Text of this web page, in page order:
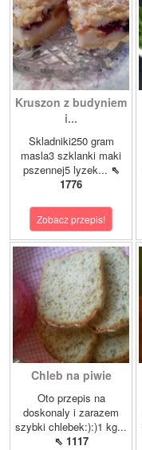
Kruszon z budyniem
i...
Skladniki250 gram
masla3 szklanki maki
pszennej5 lyzek... ⇖
1776
Zobacz przepis!
Chleb na piwie
Oto przepis na
doskonaly i zarazem
szybki chlebek:):)1 kg...
⇖ 1117